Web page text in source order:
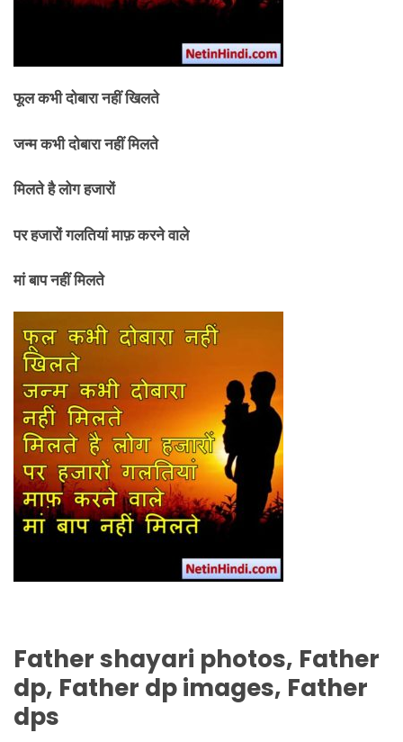
फूल कभी दोबारा नहीं खिलते
जन्म कभी दोबारा नहीं मिलते
मिलते है लोग हजारों
पर हजारों गलतियां माफ़ करने वाले
मां बाप नहीं मिलते
Fathershayari photos, Father
dp, Father dp images, Father
dps